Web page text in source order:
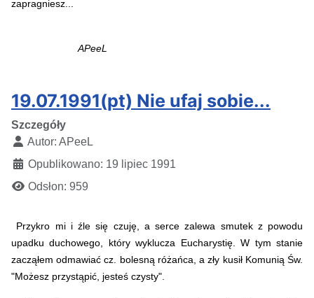
zapragniesz...
APeeL
19.07.1991(pt) Nie ufaj sobie...
Szczegóły
Autor: APeeL
Opublikowano: 19 lipiec 1991
Odsłon: 959
Przykro mi i źle się czuję, a serce zalewa smutek z powodu
upadku duchowego, który wyklucza Eucharystię. W tym stanie
zacząłem odmawiać cz. bolesną różańca, a zły kusił Komunią Św.
"Możesz przystąpić, jesteś czysty".